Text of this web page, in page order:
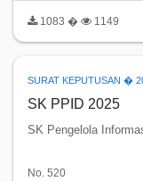
1083 � 1149
SURAT KEPUTUSAN �
SK PPID 2025
SK Pengelola
No. 520